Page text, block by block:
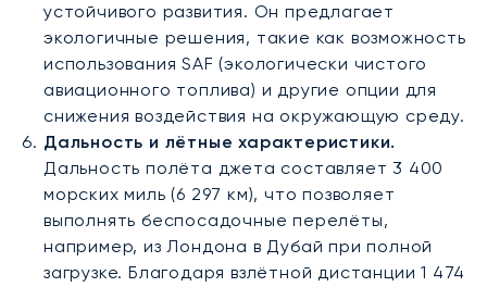
устойчивого развития. Он предлагает
экологичные решения, такие как возможность
использования SAF (экологически чистого
авиационного топлива) и другие опции для
снижения воздействия на окружающую среду.
Дальность и лётные характеристики.
Дальность полёта джета составляет 3 400
морских миль (6 297 км), что позволяет
выполнять беспосадочные перелёты,
например, из Лондона в Дубай при полной
загрузке. Благодаря взлётной дистанции 1 474